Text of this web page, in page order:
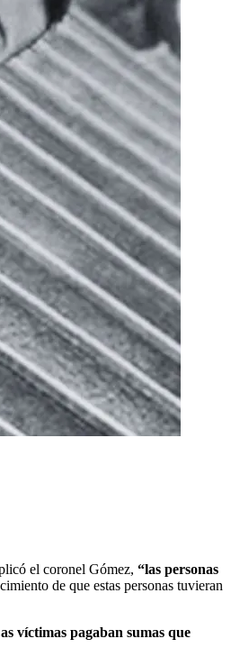
el coronel Gómez, “las personas
de que estas personas tuvieran
víctimas pagaban sumas que